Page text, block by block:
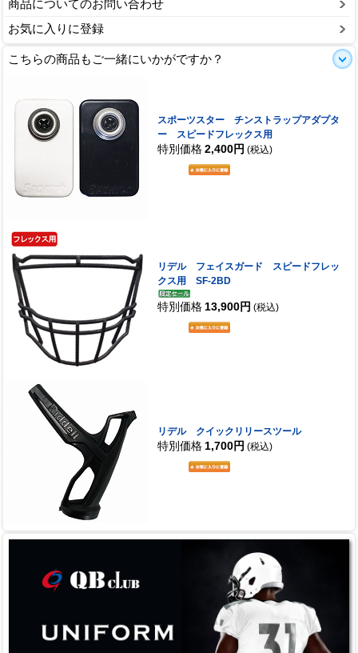
商品についてのお問い合わせ
お気に入りに登録
こちらの商品もご一緒にいかがですか？
スポーツスター チンストラップアダプタ
ー スピードフレックス用
特別価格 2,400円 (税込)
リデル フェイスガード スピードフレッ
クス用 SF-2BD
特別価格 13,900円 (税込)
リデル クイックリリースツール
特別価格 1,700円 (税込)